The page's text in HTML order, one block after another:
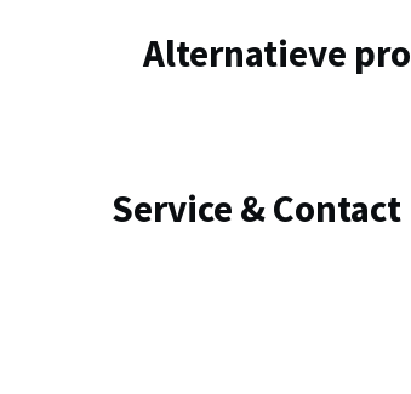
Alternatieve
Service & Contact